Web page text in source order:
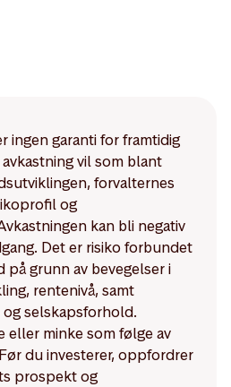
ingen garanti for framtidig
vil som blant
forvalternes
og
kan bli negativ
Det er risiko forbundet
på grunn av bevegelser i
rentenivå, samt
selskapsforhold.
eller minke som følge av
du investerer, oppfordrer
prospekt og